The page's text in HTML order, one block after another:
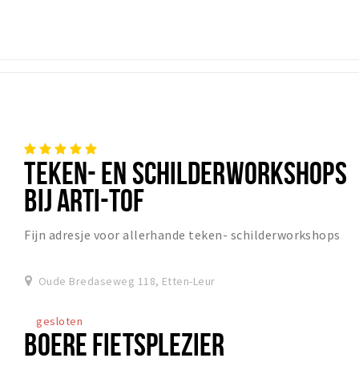
TEKEN- EN SCHILDERWORKSHOPS
BIJ ARTI-TOF
Fijn adresje voor allerhande teken- schilderworkshops
Oude Bredaseweg 118, Etten-Leur
gesloten
BOERE FIETSPLEZIER